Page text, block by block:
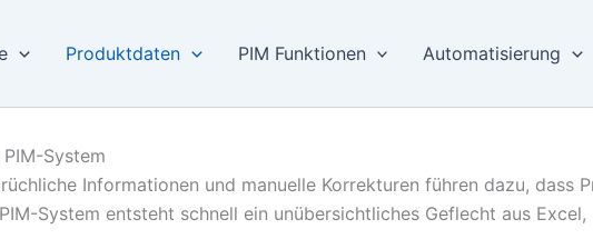
Produktdaten PIM Funktionen Automatisierung
System
Informationen und manuelle Korrekturen führen dazu, dass
System entsteht schnell ein unübersichtliches Geflecht aus